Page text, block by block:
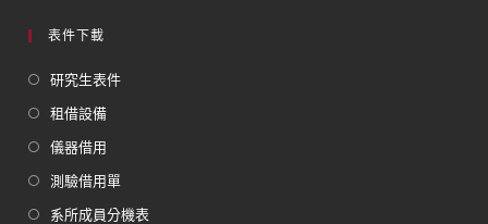
表件下載
研究生表件
租借設備
儀器借用
測驗借用單
系所成員分機表